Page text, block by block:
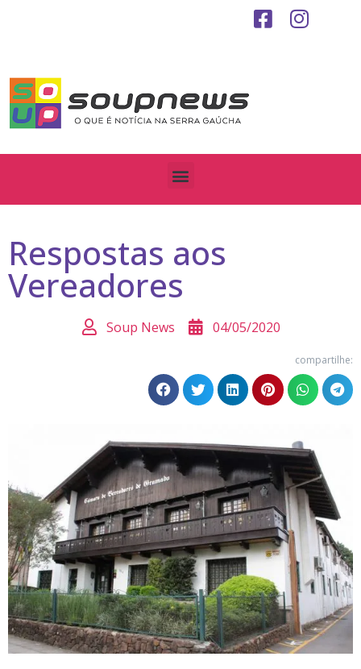
Respostas aos
Vereadores
Soup News 04/05/2020
compartilhe: